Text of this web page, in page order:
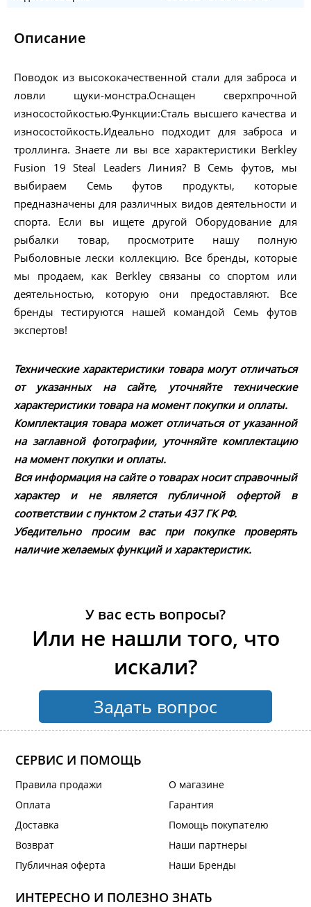
Описание
Поводок из высококачественной стали для заброса и
ловли щуки-монстра.Оснащен сверхпрочной
износостойкостью.Функции:Сталь высшего качества и
износостойкость.Идеально подходит для заброса и
троллинга. Знаете ли вы все характеристики Berkley
Fusion 19 Steal Leaders Линия? В Семь футов, мы
выбираем Семь футов продукты, которые
предназначены для различных видов деятельности и
спорта. Если вы ищете другой Оборудование для
рыбалки товар, просмотрите нашу полную
Рыболовные лески коллекцию. Все бренды, которые
мы продаем, как Berkley связаны со спортом или
деятельностью, которую они предоставляют. Все
бренды тестируются нашей командой Семь футов
экспертов!
Технические характеристики товара могут отличаться
от указанных на сайте, уточняйте технические
характеристики товара на момент покупки и оплаты.
Комплектация товара может отличаться от указанной
на заглавной фотографии, уточняйте комплектацию
на момент покупки и оплаты.
Вся информация на сайте о товарах носит справочный
характер и не является публичной офертой в
соответствии с пунктом 2 статьи 437 ГК РФ.
Убедительно просим вас при покупке проверять
наличие желаемых функций и характеристик.
У вас есть вопросы?
Или не нашли того, что
искали?
Задать вопрос
СЕРВИС И ПОМОЩЬ
Правила продажи
Оплата
Доставка
Возврат
Публичная оферта
О магазине
Гарантия
Помощь покупателю
Наши партнеры
Наши Бренды
ИНТЕРЕСНО И ПОЛЕЗНО ЗНАТЬ